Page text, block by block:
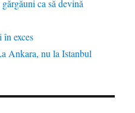
ca să devină
exces
Ankara, nu la Istanbul